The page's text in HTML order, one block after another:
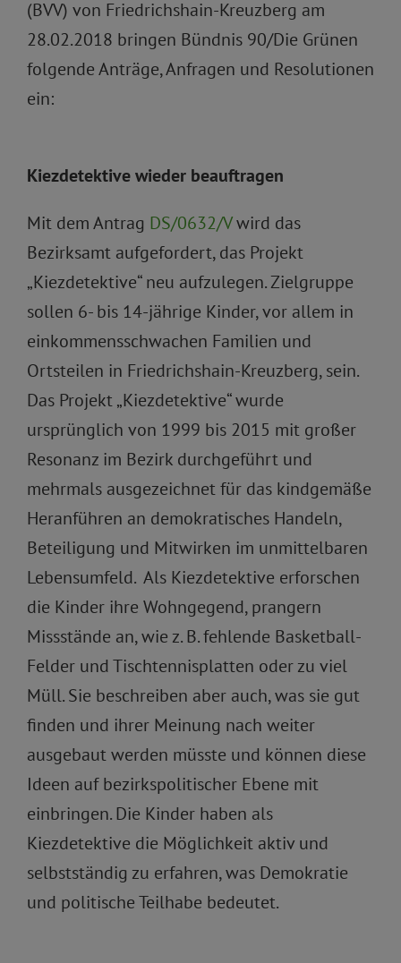
(BVV) von Friedrichshain-Kreuzberg am
28.02.2018 bringen Bündnis 90/Die Grünen
folgende Anträge, Anfragen und Resolutionen
ein:
Kiezdetektive wieder beauftragen
Mit dem Antrag DS/0632/Vwird das
Bezirksamt aufgefordert, das Projekt
„Kiezdetektive“ neu aufzulegen. Zielgruppe
sollen 6- bis 14-jährige Kinder, vor allem in
einkommensschwachen Familien und
Ortsteilen in Friedrichshain-Kreuzberg, sein.
Das Projekt „Kiezdetektive“ wurde
ursprünglich von 1999 bis 2015 mit großer
Resonanz im Bezirk durchgeführt und
mehrmals ausgezeichnet für das kindgemäße
Heranführen an demokratisches Handeln,
Beteiligung und Mitwirken im unmittelbaren
Lebensumfeld. Als Kiezdetektive erforschen
die Kinder ihre Wohngegend, prangern
Missstände an, wie z. B. fehlende Basketball-
Felder und Tischtennisplatten oder zu viel
Müll. Sie beschreiben aber auch, was sie gut
finden und ihrer Meinung nach weiter
ausgebaut werden müsste und können diese
Ideen auf bezirkspolitischer Ebene mit
einbringen. Die Kinder haben als
Kiezdetektive die Möglichkeit aktiv und
selbstständig zu erfahren, was Demokratie
und politische Teilhabe bedeutet.